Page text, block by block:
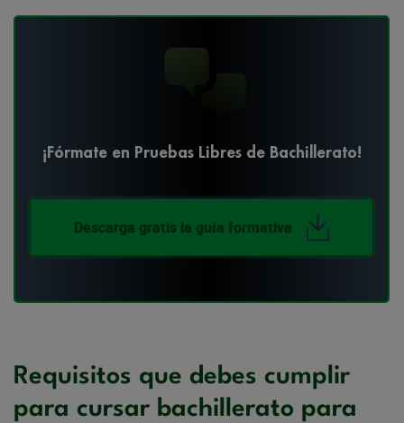
¡Fórmate en Pruebas Libres de Bachillerato!
Descarga gratis la guía formativa
Requisitos que debes cumplir
para cursar bachillerato para